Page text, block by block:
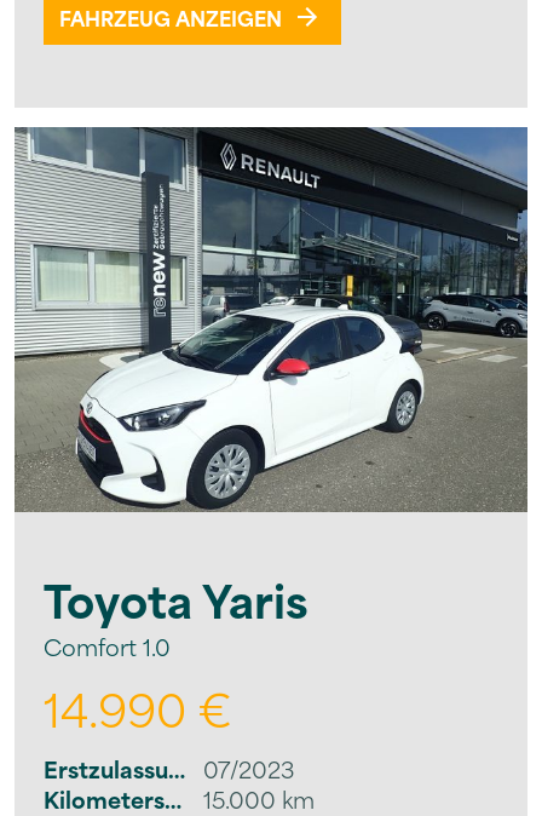
FAHRZEUG ANZEIGEN
ToyotaYaris
Comfort 1.0
14.990 €
Erstzulassung 07/2023
Kilometerstand
15.000 km